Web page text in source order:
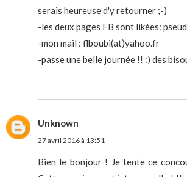
serais heureuse d'y retourner ;-)
-les deux pages FB sont likées:
-mon mail : flboubi(at)yahoo.fr
-passe une belle journée !! :) des
Unknown
27 avril 2016 à 13:51
Bien le bonjour ! Je tente ce